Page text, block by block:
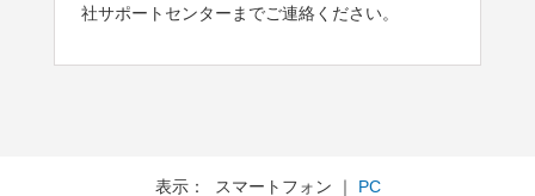
社サポートセンターまでご連絡ください。
表示： スマートフォン ｜ PC